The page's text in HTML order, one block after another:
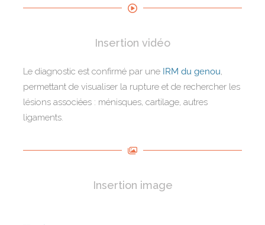
Insertion vidéo
Le diagnostic est confirmé par une IRM du genou,
permettant de visualiser la rupture et de rechercher les
lésions associées : ménisques, cartilage, autres
ligaments.
Insertion image